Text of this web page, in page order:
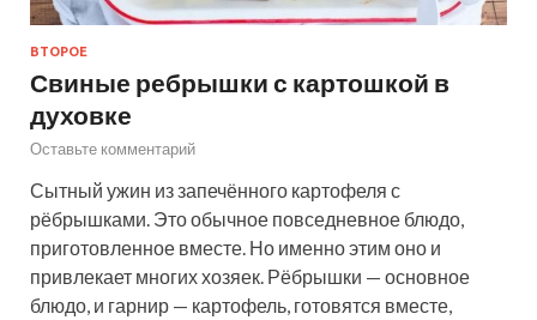
ВТОРОЕ
Свиные ребрышки с картошкой в
духовке
Оставьте комментарий
Сытный ужин из запечённого картофеля с
рёбрышками. Это обычное повседневное блюдо,
приготовленное вместе. Но именно этим оно и
привлекает многих хозяек. Рёбрышки — основное
блюдо, и гарнир — картофель, готовятся вместе,